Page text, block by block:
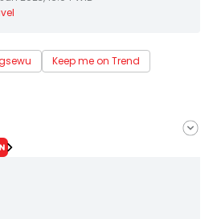
Keep me on Trend